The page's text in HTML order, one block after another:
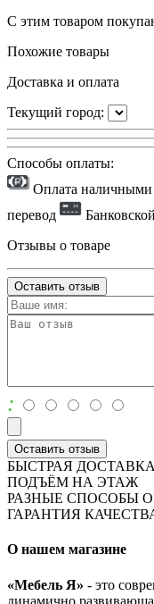
С этим товаром
Похожие товары
Доставка и оплата
Текущий город:
Способы оплаты:
Оплата
перевод
Отзывы о товаре
Оставить отзыв
:
Оставить отзыв
БЫСТРАЯ
ПОДЪЁМ НА ЭТАЖ
РАЗНЫЕ СПОСОБЫ
ГАРАНТИЯ
О нашем магазине
«Мебель Я» - это
динамично